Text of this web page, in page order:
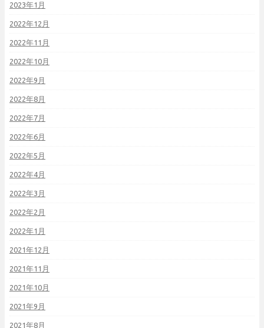
2023年1月
2022年12月
2022年11月
2022年10月
2022年9月
2022年8月
2022年7月
2022年6月
2022年5月
2022年4月
2022年3月
2022年2月
2022年1月
2021年12月
2021年11月
2021年10月
2021年9月
2021年8月